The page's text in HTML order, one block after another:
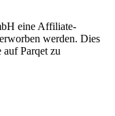
eine Affiliate-
werden. Dies
Parqet zu